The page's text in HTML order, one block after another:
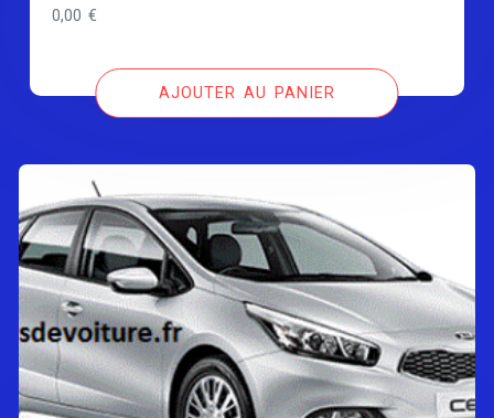
0,00€
AJOUTER AU PANIER